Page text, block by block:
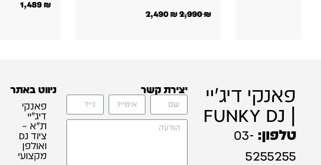
פאנקי דיג'יי
| FUNKY DJ
טלפון: 03-
5255255
יצירת קשר
ניווט באתר
פאנקי
דיג׳יי
ת"א –
ציוד DJ
ואולפן
מקצועי